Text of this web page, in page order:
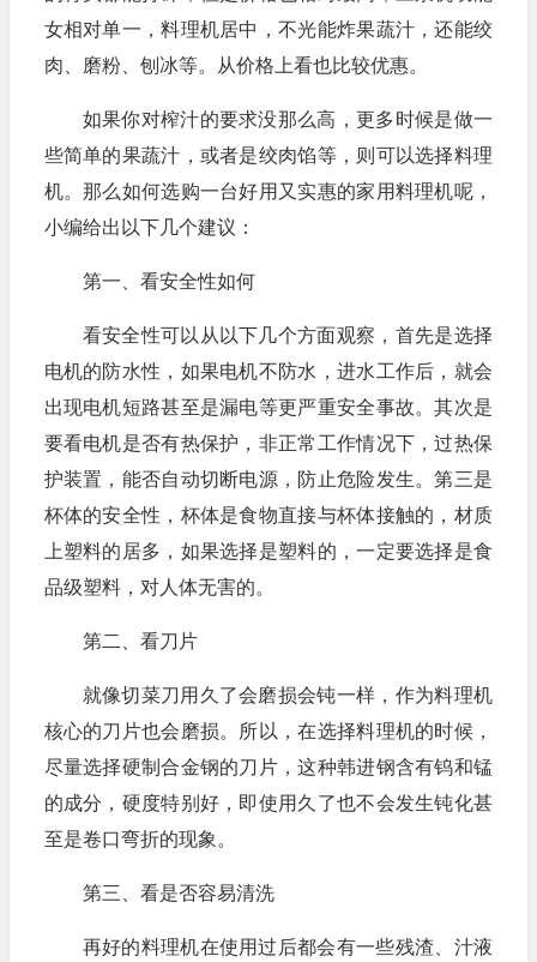
女相对单一，料理机居中，不光能炸果蔬汁，还能绞
肉、磨粉、刨冰等。从价格上看也比较优惠。
如果你对榨汁的要求没那么高，更多时候是做一
些简单的果蔬汁，或者是绞肉馅等，则可以选择料理
机。那么如何选购一台好用又实惠的家用料理机呢，
小编给出以下几个建议：
第一、看安全性如何
看安全性可以从以下几个方面观察，首先是选择
电机的防水性，如果电机不防水，进水工作后，就会
出现电机短路甚至是漏电等更严重安全事故。其次是
要看电机是否有热保护，非正常工作情况下，过热保
护装置，能否自动切断电源，防止危险发生。第三是
杯体的安全性，杯体是食物直接与杯体接触的，材质
上塑料的居多，如果选择是塑料的，一定要选择是食
品级塑料，对人体无害的。
第二、看刀片
就像切菜刀用久了会磨损会钝一样，作为料理机
核心的刀片也会磨损。所以，在选择料理机的时候，
尽量选择硬制合金钢的刀片，这种韩进钢含有钨和锰
的成分，硬度特别好，即使用久了也不会发生钝化甚
至是卷口弯折的现象。
第三、看是否容易清洗
再好的料理机在使用过后都会有一些残渣、汁液